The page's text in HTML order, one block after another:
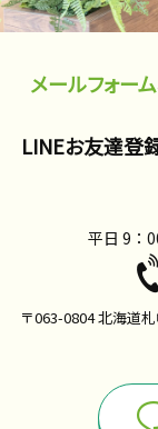
メールフォーム
LINEお友達登
平日 9：
〒063-0804 北海道